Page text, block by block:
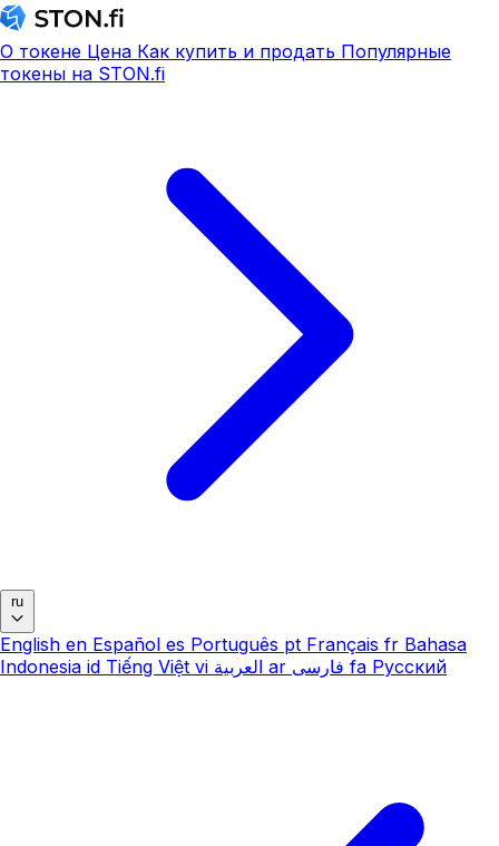
О токене Цена Как купить и продать Популярные
токены на STON.fi
ru
English en Español es Português pt Français fr Bahasa
Indonesia id Tiếng Việt vi العربية ar فارسی fa Русский